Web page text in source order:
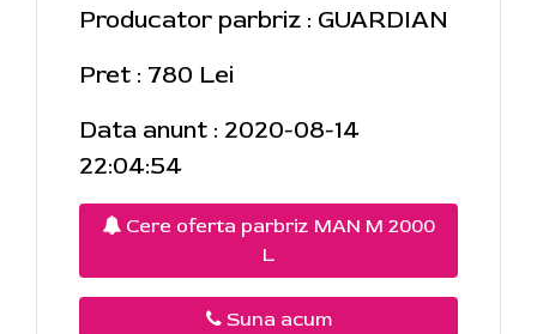
Producator parbriz : GUARDIAN
Pret : 780 Lei
Data anunt : 2020-08-14
22:04:54
Cere oferta parbriz MAN M 2000
L
Suna acum